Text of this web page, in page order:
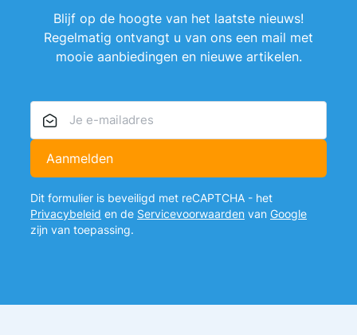
Blijf op de hoogte van het laatste nieuws!
Regelmatig ontvangt u van ons een mail met
mooie aanbiedingen en nieuwe artikelen.
Aanmelden
Dit formulier is beveiligd met reCAPTCHA - het
Privacybeleid en de Servicevoorwaarden van Google
zijn van toepassing.